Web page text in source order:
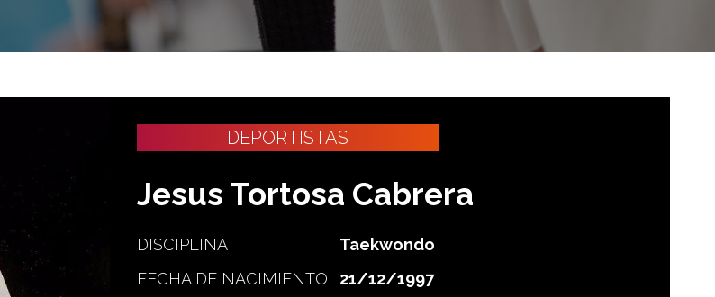
DEPORTISTAS
Jesus Tortosa Cabrera
DISCIPLINA
Taekwondo
FECHA DE NACIMIENTO
21/12/1997